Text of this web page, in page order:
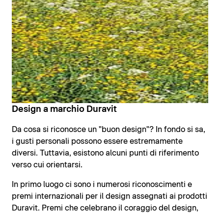
Design a marchio Duravit
Da cosa si riconosce un "buon design"? In fondo si sa,
i gusti personali possono essere estremamente
diversi. Tuttavia, esistono alcuni punti di riferimento
verso cui orientarsi.
In primo luogo ci sono i numerosi riconoscimenti e
premi internazionali per il design assegnati ai prodotti
Duravit. Premi che celebrano il coraggio del design,